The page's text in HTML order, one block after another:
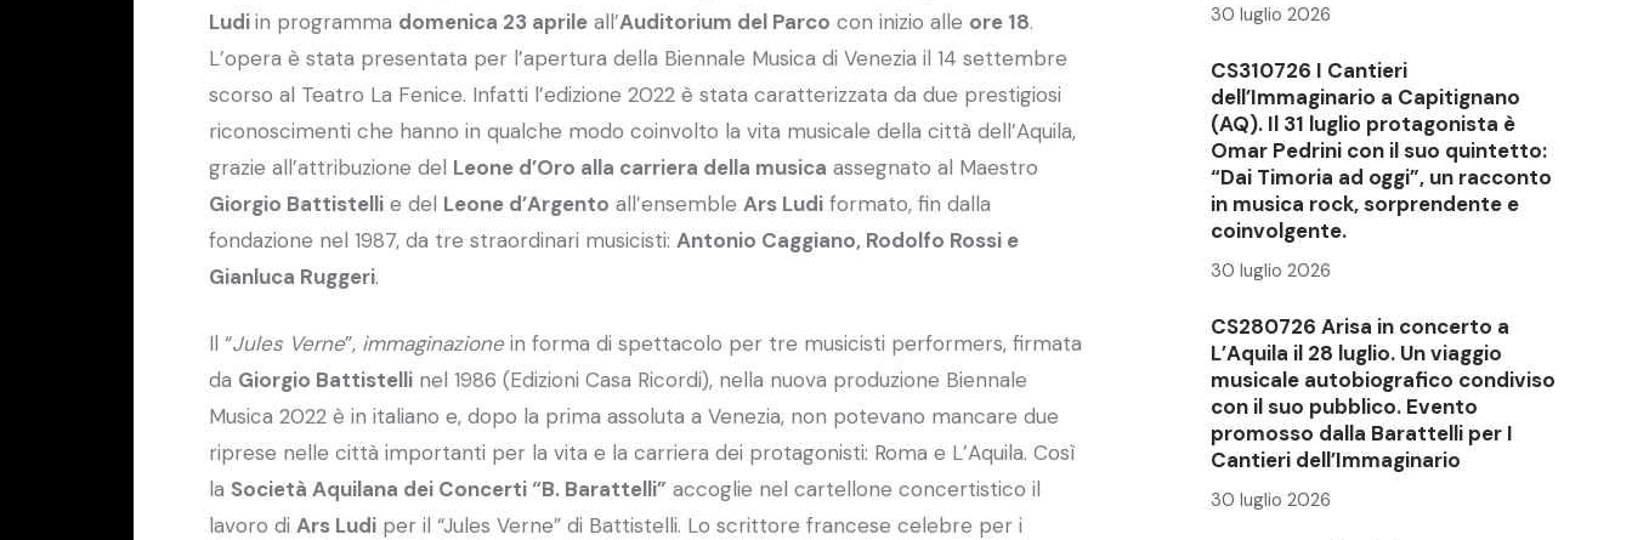
Ludiin programma domenica 23 aprile all’Auditorium del Parco con inizio alle ore 18.
L’opera è stata presentata per l’apertura della Biennale Musica di Venezia il 14 settembre
scorso al Teatro La Fenice. Infatti l’edizione 2022 è stata caratterizzata da due prestigiosi
riconoscimenti che hanno in qualche modo coinvolto la vita musicale della città dell’Aquila,
grazie all’attribuzione del Leone d’Oro alla carriera della musica assegnato al Maestro
Giorgio Battistelli e del Leone d’Argento all’ensemble Ars Ludi formato, fin dalla
fondazione nel 1987, da tre straordinari musicisti: Antonio Caggiano, Rodolfo Rossi e
Gianluca Ruggeri.
Il “Jules Verne”, immaginazionein forma di spettacolo per tre musicisti performers, firmata
da Giorgio Battistelli nel 1986 (Edizioni Casa Ricordi), nella nuova produzione Biennale
Musica 2022 è in italiano e, dopo la prima assoluta a Venezia, non potevano mancare due
riprese nelle città importanti per la vita e la carriera dei protagonisti: Roma e L’Aquila. Così
la Società Aquilana dei Concerti “B. Barattelli” accoglie nel cartellone concertistico il
lavoro di Ars Ludi per il “Jules Verne” di Battistelli. Lo scrittore francese celebre per i
30 luglio 2026
CS310726 I Cantieri
dell’Immaginario a Capitignano
(AQ). Il 31 luglio protagonista è
Omar Pedrini con il suo quintetto:
“Dai Timoria ad oggi”, un racconto
in musica rock, sorprendente e
coinvolgente.
30 luglio 2026
CS280726 Arisa in concerto a
L’Aquila il 28 luglio. Un viaggio
musicale autobiografico condiviso
con il suo pubblico. Evento
promosso dalla Barattelli per I
Cantieri dell’Immaginario
30 luglio 2026